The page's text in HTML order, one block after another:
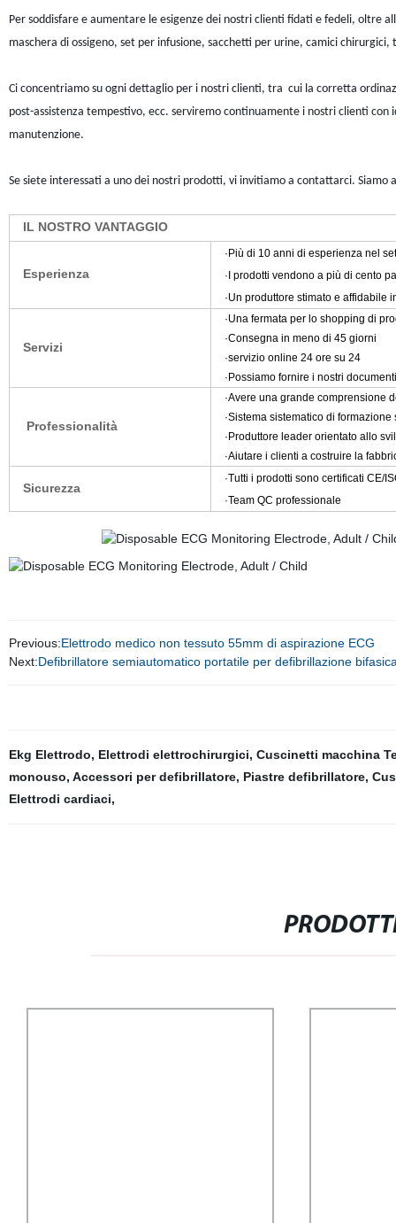
Per soddisfare e aumentare le esigenze dei nostri clienti fidati e fedeli, oltre
maschera di ossigeno, set per infusione, sacchetti per urine, camici
Ci concentriamo su ogni dettaglio per i nostri clienti, tra cui la corretta
post-assistenza tempestivo, ecc. serviremo continuamente i nostri clienti
manutenzione.
Se siete interessati a uno dei nostri prodotti, vi invitiamo a contattarci.
IL NOSTRO VANTAGGIO
Esperienza
·Più di 10anni di esperienza nel
·I prodotti vendono a più di cento
·Un produttore stimato e affidabile
Servizi
·Una fermata per lo shopping di
·Consegna in meno di 45 giorni
·servizio online 24 ore su 24
·Possiamo fornire i nostri
Professionalità
·Avere una grande comprensione
·Sistema sistematico di
·Produttore leader orientato allo
·Aiutare i clienti a costruire la
Sicurezza
·Tutti i prodotti sono certificati CE/
·Team QC professionale
Previous:Elettrodo medico non tessuto 55mm di aspirazione ECG
Next:Defibrillatore semiautomatico portatile per defibrillazione
Ekg Elettrodo, Elettrodi elettrochirurgici, Cuscinetti macchina
monouso, Accessori per defibrillatore, Piastre defibrillatore,
Elettrodi cardiaci,